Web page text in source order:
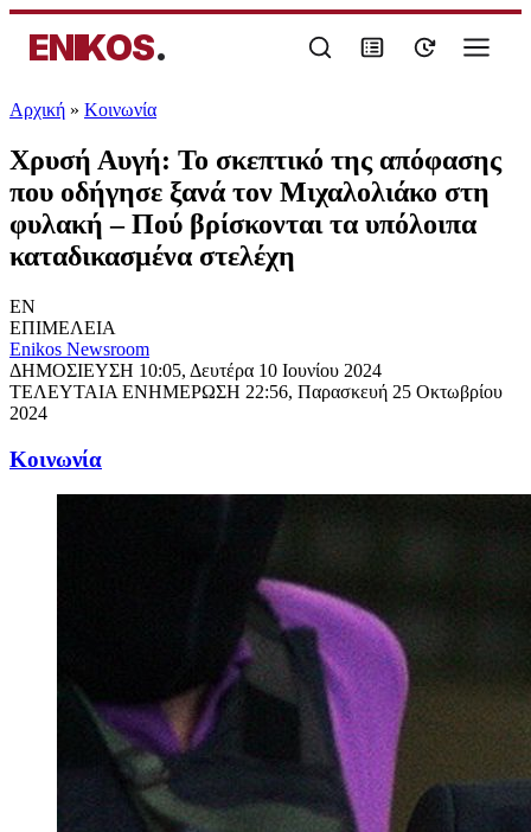
ENIKOS.
Αρχική » Κοινωνία
Χρυσή Αυγή: Το σκεπτικό της απόφασης
που οδήγησε ξανά τον Μιχαλολιάκο στη
φυλακή – Πού βρίσκονται τα υπόλοιπα
καταδικασμένα στελέχη
EN
ΕΠΙΜΕΛΕΙΑ
Enikos Newsroom
ΔΗΜΟΣΙΕΥΣΗ 10:05, Δευτέρα 10 Ιουνίου 2024
ΤΕΛΕΥΤΑΙΑ ΕΝΗΜΕΡΩΣΗ 22:56, Παρασκευή 25 Οκτωβρίου
2024
Κοινωνία